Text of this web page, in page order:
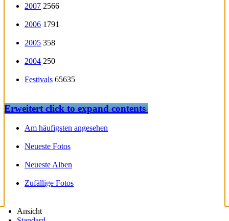
2007 2566
2006 1791
2005 358
2004 250
Festivals 65635
Erweitertclick to expand contents
Am häufigsten angesehen
Neueste Fotos
Neueste Alben
Zufällige Fotos
Ansicht